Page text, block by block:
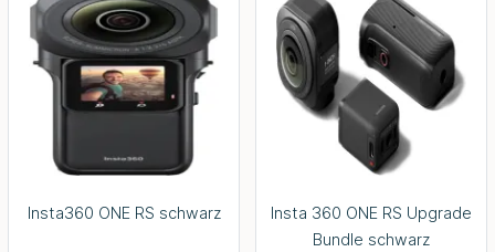
Insta360 ONE RS schwarz
Insta 360 ONE RS Upgrade
Bundle schwarz